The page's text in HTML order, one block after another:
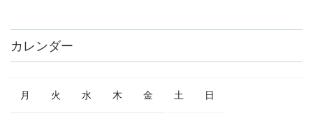
カレンダー
月 火 水 木 金 土 日